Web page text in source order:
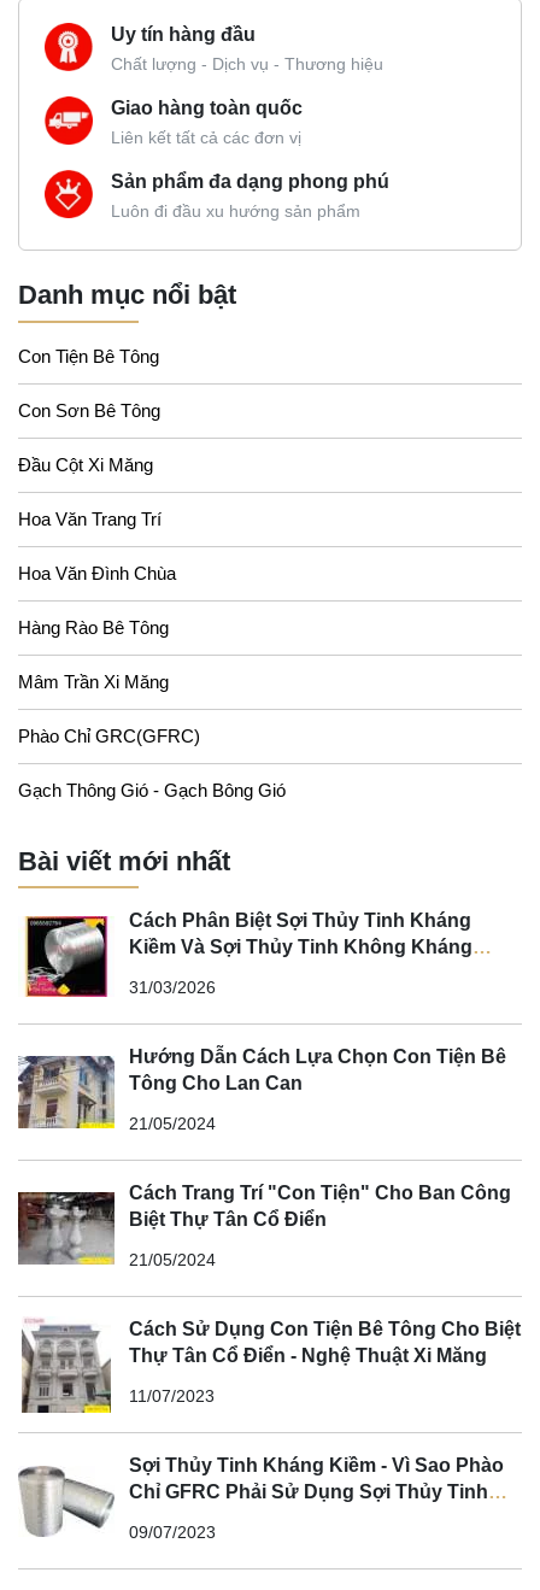
Uy tín hàng đầu
Chất lượng - Dịch vụ - Thương hiệu
Giao hàng toàn quốc
Liên kết tất cả các đơn vị
Sản phẩm đa dạng phong phú
Luôn đi đầu xu hướng sản phẩm
Danh mục nổi bật
Con Tiện Bê Tông
Con Sơn Bê Tông
Đầu Cột Xi Măng
Hoa Văn Trang Trí
Hoa Văn Đình Chùa
Hàng Rào Bê Tông
Mâm Trần Xi Măng
Phào Chỉ GRC(GFRC)
Gạch Thông Gió - Gạch Bông Gió
Bài viết mới nhất
Cách Phân Biệt Sợi Thủy Tinh Kháng
Kiềm Và Sợi Thủy Tinh Không Kháng
31/03/2026
Hướng Dẫn Cách Lựa Chọn Con Tiện Bê
Tông Cho Lan Can
21/05/2024
Cách Trang Trí "Con Tiện" Cho Ban Công
Biệt Thự Tân Cổ Điển
21/05/2024
Cách Sử Dụng Con Tiện Bê Tông Cho Biệt
Thự Tân Cổ Điển - Nghệ Thuật Xi Măng
11/07/2023
Sợi Thủy Tinh Kháng Kiềm - Vì Sao Phào
Chỉ GFRC Phải Sử Dụng Sợi Thủy Tinh
09/07/2023